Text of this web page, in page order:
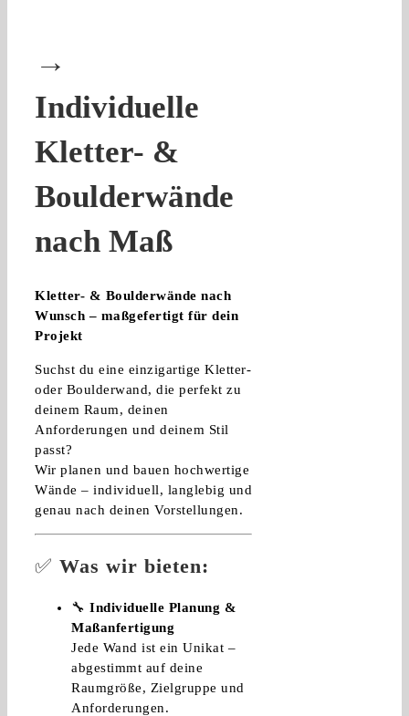
→
Individuelle
Kletter- &
Boulderwände
nach Maß
Kletter- & Boulderwände nach
Wunsch – maßgefertigt für dein
Projekt
Suchst du eine einzigartige Kletter-
oder Boulderwand, die perfekt zu
deinem Raum, deinen
Anforderungen und deinem Stil
passt?
Wir planen und bauen hochwertige
Wände – individuell, langlebig und
genau nach deinen Vorstellungen.
✅ Was wir bieten:
🔧 Individuelle Planung &
Maßanfertigung
Jede Wand ist ein Unikat –
abgestimmt auf deine
Raumgröße, Zielgruppe und
Anforderungen.